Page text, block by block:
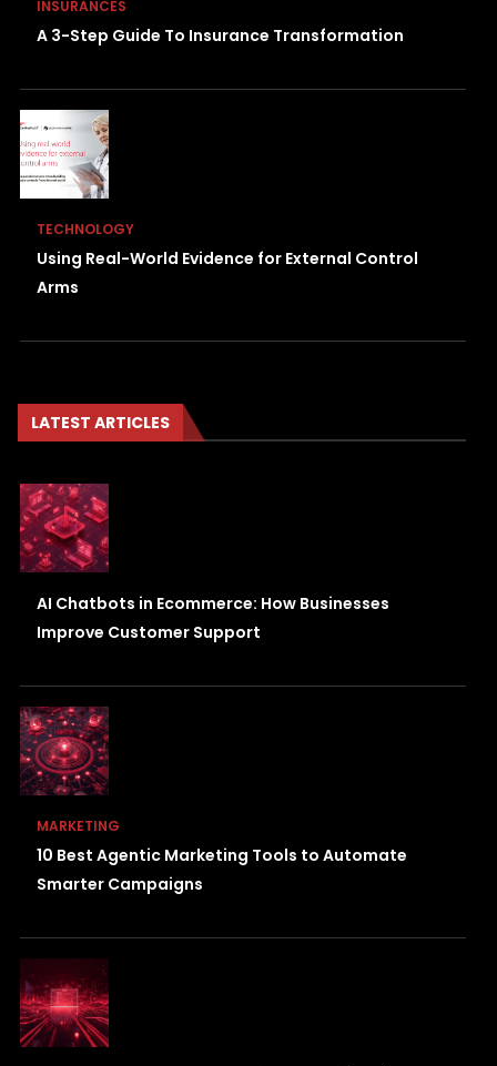
INSURANCES
A 3-Step Guide To Insurance Transformation
TECHNOLOGY
Using Real-World Evidence for External Control
Arms
LATEST ARTICLES
AI Chatbots in Ecommerce: How Businesses
Improve Customer Support
MARKETING
10 Best Agentic Marketing Tools to Automate
Smarter Campaigns